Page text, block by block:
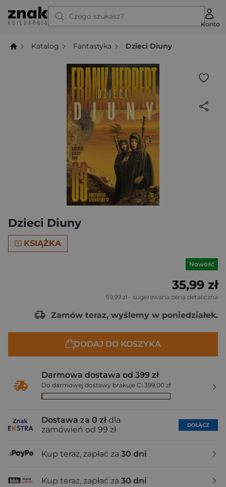
Czego szukasz?
Konto
Katalog Fantastyka Dzieci Diuny
Dzieci Diuny
KSIĄŻKA
Nowość
35,99 zł
59,99 zł - sugerowana cena detaliczna
Zamów teraz, wyślemy w poniedziałek.
DODAJ DO KOSZYKA
Darmowa dostawa od 399 zł
Do darmowej dostawy brakuje Ci 399,00 zł
Dostawa za 0 zł dla
zamówień od 99 zł
DOŁĄCZ
Kup teraz, zapłać za 30 dni
Kup teraz, zapłać za 30 dni